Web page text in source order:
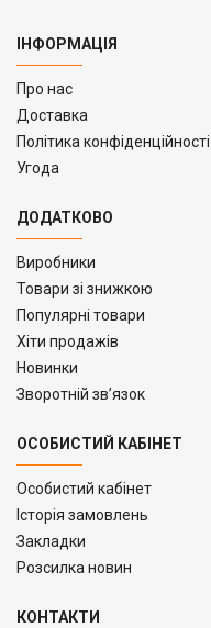
ІНФОРМАЦІЯ
Про нас
Доставка
Політика конфіденційності
Угода
ДОДАТКОВО
Виробники
Товари зі знижкою
Популярні товари
Хіти продажів
Новинки
Зворотній зв’язок
ОСОБИСТИЙ КАБІНЕТ
Особистий кабінет
Історія замовлень
Закладки
Розсилка новин
КОНТАКТИ